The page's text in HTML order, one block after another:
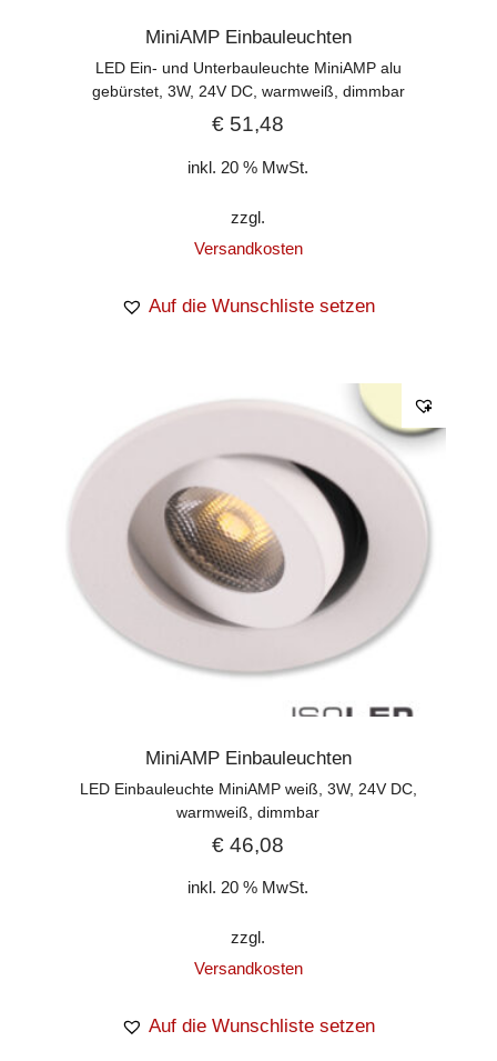
MiniAMP Einbauleuchten
LED Ein- und Unterbauleuchte MiniAMP alu
gebürstet, 3W, 24V DC, warmweiß, dimmbar
€ 51,48
inkl. 20 % MwSt.
zzgl.
Versandkosten
Auf die Wunschliste setzen
MiniAMP Einbauleuchten
LED Einbauleuchte MiniAMP weiß, 3W, 24V DC,
warmweiß, dimmbar
€ 46,08
inkl. 20 % MwSt.
zzgl.
Versandkosten
Auf die Wunschliste setzen